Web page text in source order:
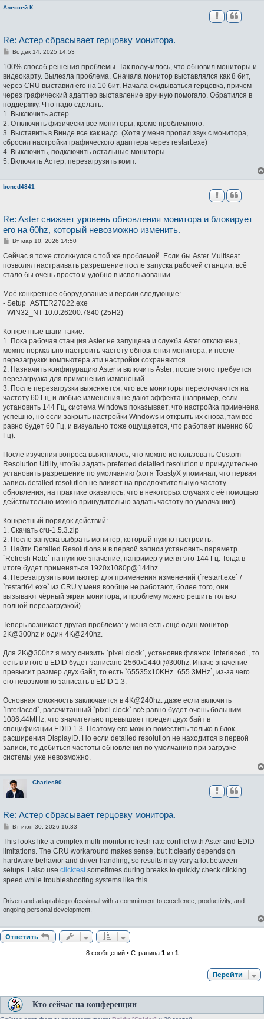
Алексей.К
Re: Астер сбрасывает герцовку монитора.
С
о
щ
е
н
и
е
Вс дек 14, 2025 14:53
100% способ решения проблемы. Так получилось, что обновил мониторы и
видеокарту. Вылезла проблема. Сначала монитор выставлялся как 8 бит,
через CRU выставил его на 10 бит. Начала скидываться герцовка, причем
через графический адаптер выставление вручную помогало. Обратился в
поддержку. Что надо сделать:
1. Выключить астер.
2. Отключить физически все мониторы, кроме проблемного.
3. Выставить в Винде все как надо. (Хотя у меня пропал звук с монитора,
сбросил настройки графического адаптера через restart.exe)
4. Выключить, подключить остальные мониторы.
5. Включить Астер, перезагрузить комп.
boned4841
Re: Aster снижает уровень обновления монитора и блокирует
его на 60hz, который невозможно изменить.
С
о
щ
е
е
Вт мар 10, 2026 14:50
Сейчас я тоже столкнулся с той же проблемой. Если бы Aster Multiseat
позволял настраивать разрешение после запуска рабочей станции, всё
стало бы очень просто и удобно в использовании.
Моё конкретное оборудование и версии следующие:
- Setup_ASTER27022.exe
- WIN32_NT 10.0.26200.7840 (25H2)
Конкретные шаги такие:
1. Пока рабочая станция Aster не запущена и служба Aster отключена,
можно нормально настроить частоту обновления монитора, и после
перезагрузки компьютера эти настройки сохраняются.
2. Назначить конфигурацию Aster и включить Aster; после этого требуется
перезагрузка для применения изменений.
3. После перезагрузки выясняется, что все мониторы переключаются на
частоту 60 Гц, и любые изменения не дают эффекта (например, если
установить 144 Гц, система Windows показывает, что настройка применена
успешно, но если закрыть настройки Windows и открыть их снова, там всё
равно будет 60 Гц, и визуально тоже ощущается, что работает именно 60
Гц).
После изучения вопроса выяснилось, что можно использовать Custom
Resolution Utility, чтобы задать preferred detailed resolution и принудительно
установить разрешение по умолчанию (хотя ToastyX упоминал, что первая
запись detailed resolution не влияет на предпочтительную частоту
обновления, на практике оказалось, что в некоторых случаях с её помощью
действительно можно принудительно задать частоту по умолчанию).
Конкретный порядок действий:
1. Скачать cru-1.5.3.zip
2. После запуска выбрать монитор, который нужно настроить.
3. Найти Detailed Resolutions и в первой записи установить параметр
`Refresh Rate` на нужное значение, например у меня это 144 Гц. Тогда в
итоге будет применяться 1920x1080p@144hz.
4. Перезагрузить компьютер для применения изменений (`restart.exe` /
`restart64.exe` из CRU у меня вообще не работают, более того, они
вызывают чёрный экран монитора, и проблему можно решить только
полной перезагрузкой).
Теперь возникает другая проблема: у меня есть ещё один монитор
2K@300hz и один 4K@240hz.
Для 2K@300hz я могу снизить `pixel clock`, установив флажок `interlaced`, то
есть в итоге в EDID будет записано 2560x1440i@300hz. Иначе значение
превысит размер двух байт, то есть `65535x10KHz=655.3MHz`, из-за чего
его невозможно записать в EDID 1.3.
Основная сложность заключается в 4K@240hz: даже если включить
`interlaced`, рассчитанный `pixel clock` всё равно будет очень большим —
1086.44MHz, что значительно превышает предел двух байт в
спецификации EDID 1.3. Поэтому его можно поместить только в блок
расширения DisplayID. Но если detailed resolution не находится в первой
записи, то добиться частоты обновления по умолчанию при загрузке
системы уже невозможно.
Charles90
Re: Астер сбрасывает герцовку монитора.
С
о
б
щ
е
н
е
Вт июн 30, 2026 16:33
This looks like a complex multi-monitor refresh rate conflict with Aster and EDID
limitations. The CRU workaround makes sense, but it clearly depends on
hardware behavior and driver handling, so results may vary a lot between
setups. I also use clicktest sometimes during breaks to quickly check clicking
speed while troubleshooting systems like this.
Driven and adaptable professional with a commitment to excellence, productivity, and
ongoing personal development.
Ответить
8 сообщений • Страница 1из 1
Перейти
Кто сейчас на конференции